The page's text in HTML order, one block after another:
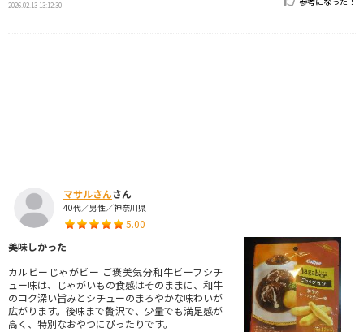
2026.02.13 13:12:30
マサルさんさん
40代／男性／神奈川県
5.00
美味しかった
カルビーじゃがビー ご褒美気分和牛ビーフシチ
ュー味は、じゃがいもの食感はそのままに、和牛
のコク深い旨みとシチューのまろやかな味わいが
広がります。後味まで贅沢で、少量でも満足感が
高く、特別なおやつにぴったりです。